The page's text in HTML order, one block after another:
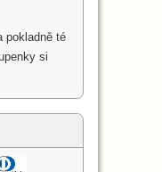
pokladně té
si